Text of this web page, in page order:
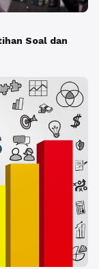
Soal dan